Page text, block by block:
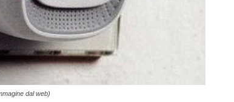
dal web)